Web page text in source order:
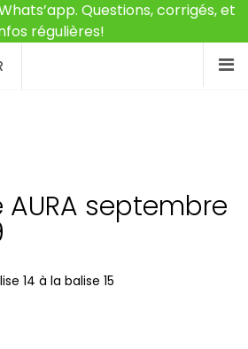
Questions, corrigés, et
régulières!
septembre
14 à la balise 15